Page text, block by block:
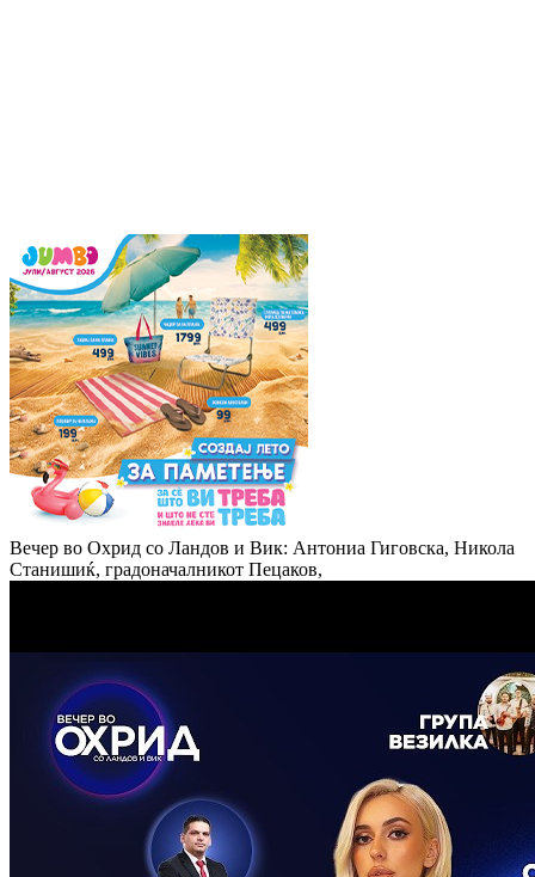
Вечер во Охрид со Ландов и Вик: Антониа Гиговска, Никола
Станишиќ, градоначалникот Пецаков,